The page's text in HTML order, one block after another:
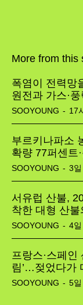
More from this
폭염이 전력망
원전과 가스·
SOOYOUNG - 17
부르키나파소
확량 77퍼센트
SOOYOUNG - 3
서유럽 산불,
착한 대형 산불
SOOYOUNG - 4
프랑스·스페인
림’…젖었다가
SOOYOUNG - 5